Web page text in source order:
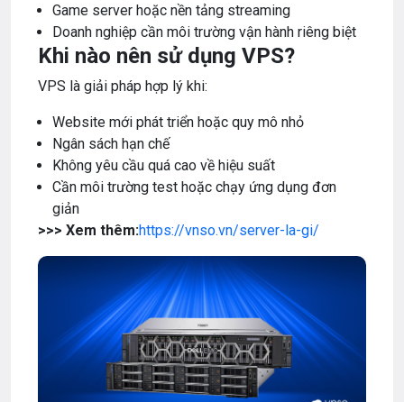
Game server hoặc nền tảng streaming
Doanh nghiệp cần môi trường vận hành riêng biệt
Khi nào nên sử dụng VPS?
VPS là giải pháp hợp lý khi:
Website mới phát triển hoặc quy mô nhỏ
Ngân sách hạn chế
Không yêu cầu quá cao về hiệu suất
Cần môi trường test hoặc chạy ứng dụng đơn
giản
>>> Xem thêm:https://vnso.vn/server-la-gi/